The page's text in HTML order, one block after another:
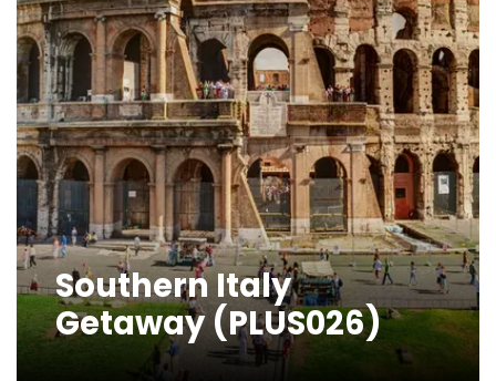
Southern Italy
Getaway (PLUS026)